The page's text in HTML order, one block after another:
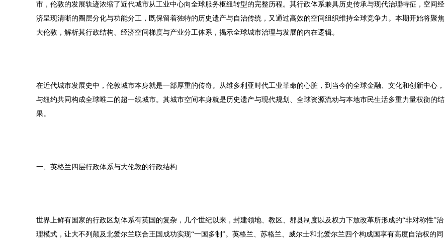
市，伦敦的发展轨迹浓缩了近代城市从工业中心向全球服务枢纽转型的完整历程。其行政体系兼具历史传承与现代治理特征，空间经
济呈现清晰的圈层分化与功能分工，既保留着独特的历史遗产与自治传统，又通过高效的空间组织维持全球竞争力。本期开始将聚焦
大伦敦，解析其行政结构、经济空间梯度与产业分工体系，揭示全球城市治理与发展的内在逻辑。
在近代城市发展史中，伦敦城市本身就是一部厚重的传奇。从维多利亚时代工业革命的心脏，到当今的全球金融、文化和创新中心，
与纽约共同构成全球唯二的超一线城市。其城市空间本身就是历史遗产与现代规划、全球资源流动与本地市民生活多重力量权衡的结
果。
一、英格兰四层行政体系与大伦敦的行政结构
世界上鲜有国家的行政区划体系有英国的复杂，几个世纪以来，封建领地、教区、郡县制度以及权力下放改革所形成的“非对称性”治
理模式，让大不列颠及北爱尔兰联合王国成功实现“一国多制”。英格兰、苏格兰、威尔士和北爱尔兰四个构成国享有高度自治权的同